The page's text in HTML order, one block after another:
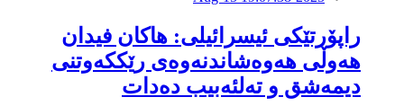
راپۆرتێكی ئیسرائیلی: هاكان فیدان
هەوڵی هەوەشاندنەوەی رێککەوتنى
دیمەشق و تەلئەبیب دەدات